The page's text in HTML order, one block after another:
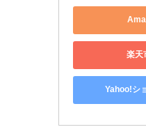
楽天
Yahoo!シ